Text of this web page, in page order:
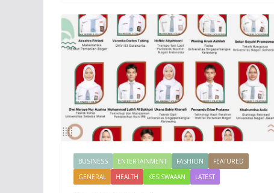
BUSINESS ENTERTAINMENT FASHION
FEATURED
GENERAL
HEALTH KESISWAAAN LATEST